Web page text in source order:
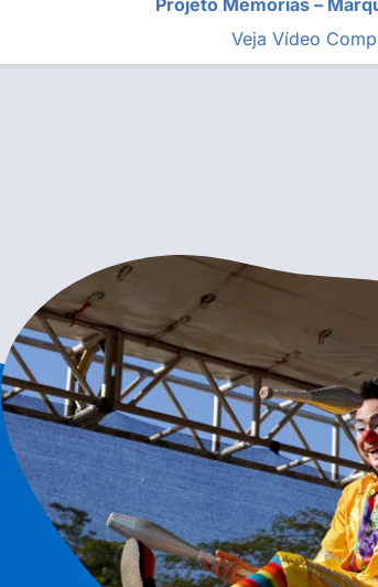
Projeto Memórias –
Veja Vídeo